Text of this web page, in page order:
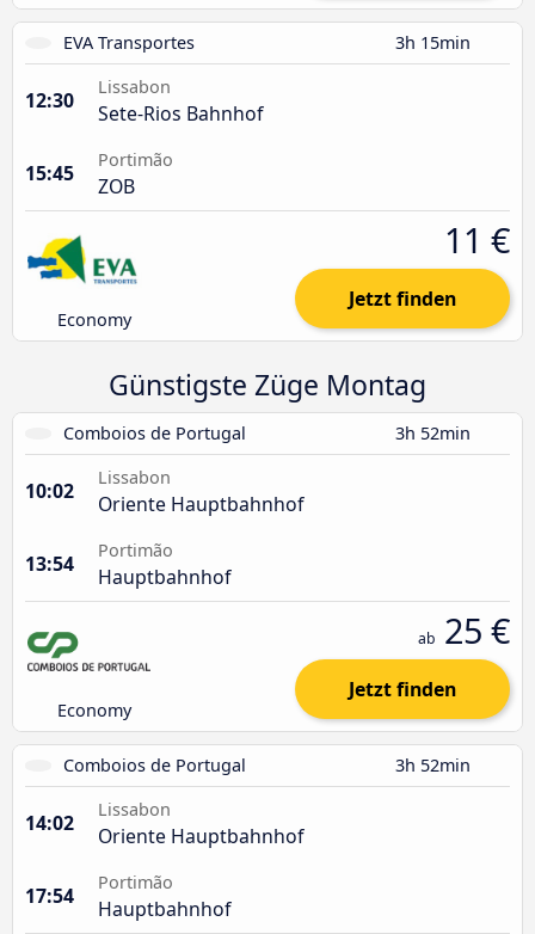
EVA Transportes 3h 15min
12:30
Lissabon
Sete-Rios Bahnhof
15:45
Portimão
ZOB
Economy
11 €
Jetzt finden
Günstigste Züge Montag
Comboios de Portugal 3h 52min
10:02
Lissabon
Oriente Hauptbahnhof
13:54
Portimão
Hauptbahnhof
Economy
ab 25 €
Jetzt finden
Comboios de Portugal 3h 52min
14:02
Lissabon
Oriente Hauptbahnhof
17:54
Portimão
Hauptbahnhof